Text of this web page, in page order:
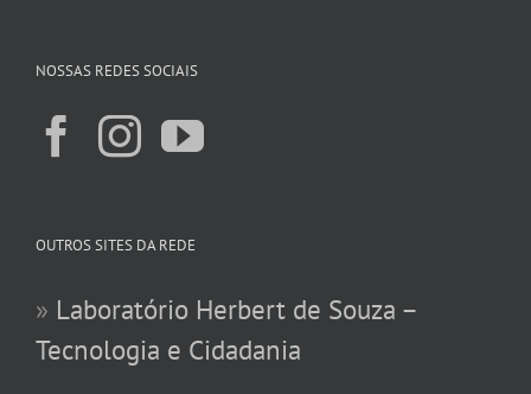
NOSSAS REDES SOCIAIS
OUTROS SITES DA REDE
» Laboratório Herbert de Souza –
Tecnologia e Cidadania